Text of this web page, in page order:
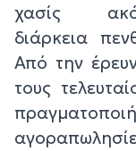
χασίς
διάρκεια
Από την
τους